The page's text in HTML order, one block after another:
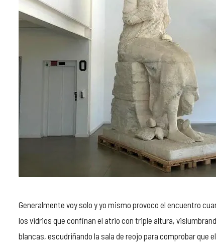
Generalmente voy solo y yo mismo provoco el encuentro
los vidrios que confinan el atrio con triple altura,
blancas, escudriñando la sala de reojo para comprobar que